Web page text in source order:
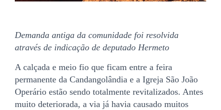
Demanda antiga da comunidade foi resolvida
através de indicação de deputado Hermeto
A calçada e meio fio que ficam entre a feira
permanente da Candangolândia e a Igreja São João
Operário estão sendo totalmente revitalizados. Antes
muito deteriorada, a via já havia causado muitos